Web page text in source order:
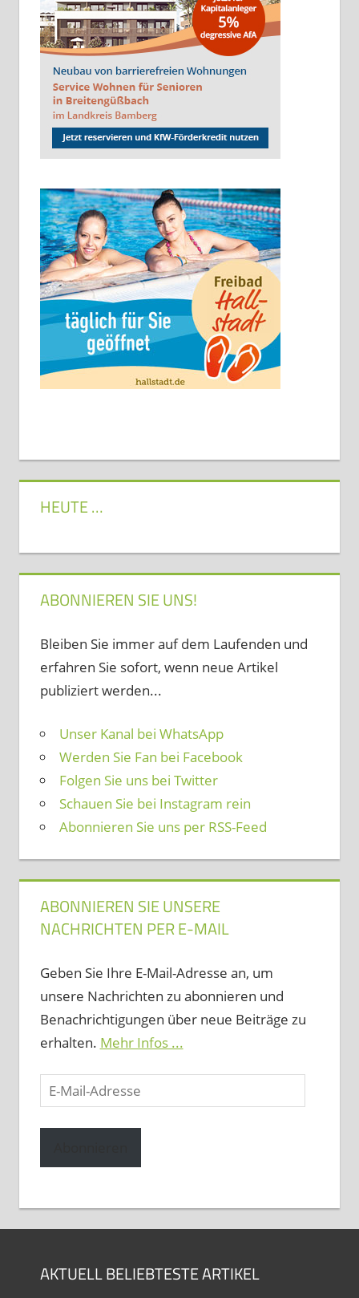
HEUTE …
ABONNIEREN SIE UNS!
Bleiben Sie immer auf dem Laufenden und
erfahren Sie sofort, wenn neue Artikel
publiziert werden...
Unser Kanal bei WhatsApp
Werden Sie Fan bei Facebook
Folgen Sie uns bei Twitter
Schauen Sie bei Instagram rein
Abonnieren Sie uns per RSS-Feed
ABONNIEREN SIE UNSERE
NACHRICHTEN PER E-MAIL
Geben Sie Ihre E-Mail-Adresse an, um
unsere Nachrichten zu abonnieren und
Benachrichtigungen über neue Beiträge zu
erhalten. Mehr Infos ...
E-
Mail-
Adresse
AKTUELL BELIEBTESTE ARTIKEL